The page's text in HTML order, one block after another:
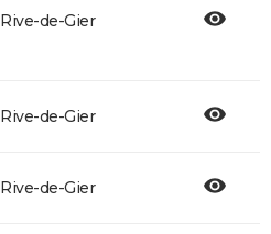
Rive-de-Gier
Rive-de-Gier
Rive-de-Gier